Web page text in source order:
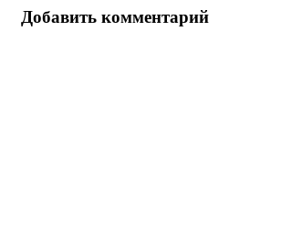
Добавить комментарий